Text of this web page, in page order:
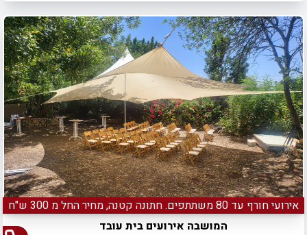
אירועי חורף עד 80 משתתפים. חתונה קטנה, מחיר החל מ 300 ש"ח
המושבה אירועים בית עובד